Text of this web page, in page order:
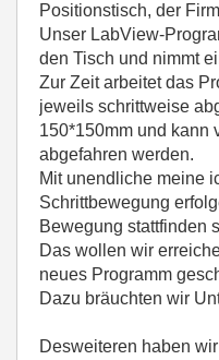
Positionstisch, der
Unser LabView-
den Tisch und nimmt
Zur Zeit arbeitet das
jeweils schrittweise
150*150mm und kann
abgefahren werden.
Mit unendliche meine
Schrittbewegung
Bewegung stattfinden
Das wollen wir
neues Programm
Dazu bräuchten wir
Desweiteren haben